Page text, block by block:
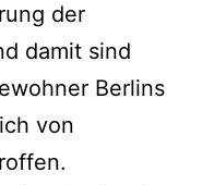
der
damit sind
Berlins
von